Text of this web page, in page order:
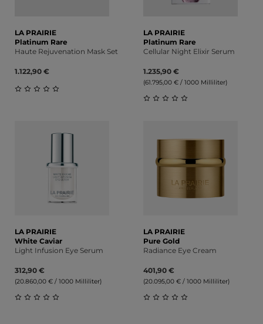
LA PRAIRIE
Platinum Rare
Haute Rejuvenation Mask Set
1.122,90 €
LA PRAIRIE
Platinum Rare
Cellular Night Elixir Serum
1.235,90 €
(61.795,00 € / 1000 Milliliter)
LA PRAIRIE
White Caviar
Light Infusion Eye Serum
312,90 €
(20.860,00 € / 1000 Milliliter)
LA PRAIRIE
Pure Gold
Radiance Eye Cream
401,90 €
(20.095,00 € / 1000 Milliliter)